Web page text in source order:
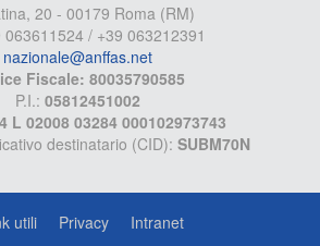
20 - 00179 Roma (RM)
063611524 / +39 063212391
nazionale@anffas.net
Fiscale: 80035790585
P.I.: 05812451002
L 02008 03284 000102973743
destinatario (CID): SUBM70N
utili Privacy Intranet